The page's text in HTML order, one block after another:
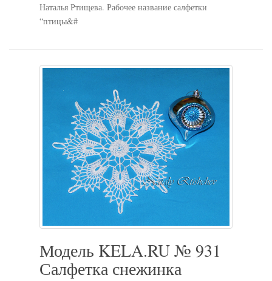
Наталья Ртищева. Рабочее название салфетки
“птицы&#
Модель KELA.RU № 931
Салфетка снежинка